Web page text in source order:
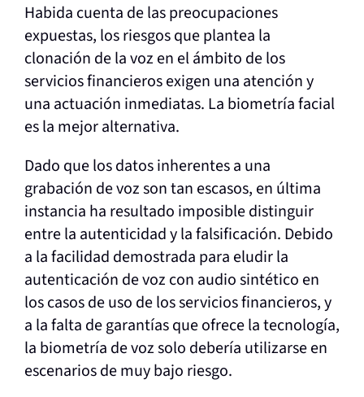
Habida cuenta de las preocupaciones
expuestas, los riesgos que plantea la
clonación de la voz en el ámbito de los
servicios financieros exigen una atención y
una actuación inmediatas. La biometría facial
es la mejor alternativa.
Dado que los datos inherentes a una
grabación de voz son tan escasos, en última
instancia ha resultado imposible distinguir
entre la autenticidad y la falsificación. Debido
a la facilidad demostrada para eludir la
autenticación de voz con audio sintético en
los casos de uso de los servicios financieros, y
a la falta de garantías que ofrece la tecnología,
la biometría de voz solo debería utilizarse en
escenarios de muy bajo riesgo.